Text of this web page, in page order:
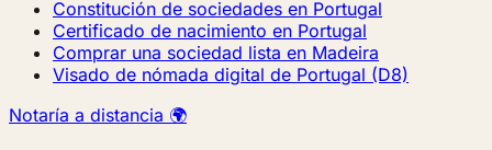
Constitución de sociedades en Portugal
Certificado de nacimiento en Portugal
Comprar una sociedad lista en Madeira
Visado de nómada digital de Portugal (D8)
Notaría a distancia 🌍